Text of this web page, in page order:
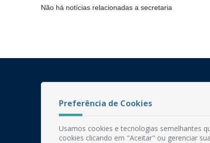
Não há notícias relacionadas a secretaria
Preferência de Cookies
Usamos cookies e tecnologias semelhantes
cookies clicando em "Aceitar" ou gerenciar